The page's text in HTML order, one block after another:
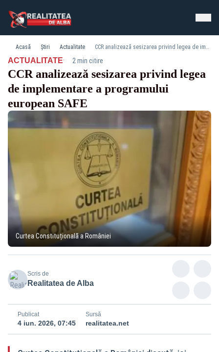
Acasă Știri Actualitate CCR analizează sesizarea privind legea de implementare a programului european SAFE
ACTUALITATE· 2 min citire
CCR analizează sesizarea privind legea
de implementare a programului
european SAFE
Curtea Constituțională a României
Scris de
Realitatea de Alba
Publicat
4 iun. 2026, 07:45
Sursă
realitatea.net